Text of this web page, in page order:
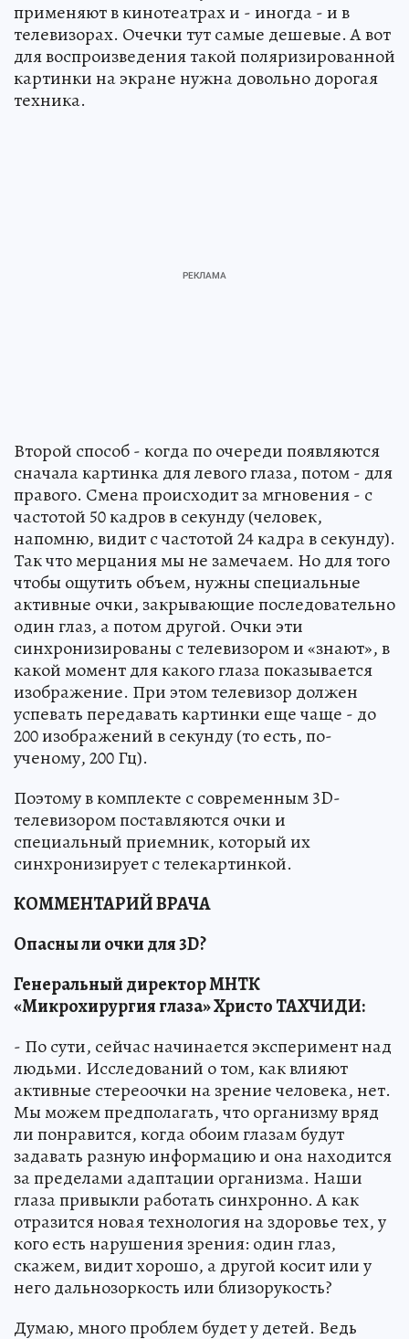
применяют в кинотеатрах и - иногда - и в
телевизорах. Очечки тут самые дешевые. А вот
для воспроизведения такой поляризированной
картинки на экране нужна довольно дорогая
техника.
Второй способ - когда по очереди появляются
сначала картинка для левого глаза, потом - для
правого. Смена происходит за мгновения - с
частотой 50 кадров в секунду (человек,
напомню, видит с частотой 24 кадра в секунду).
Так что мерцания мы не замечаем. Но для того
чтобы ощутить объем, нужны специальные
активные очки, закрывающие последовательно
один глаз, а потом другой. Очки эти
синхронизированы с телевизором и «знают», в
какой момент для какого глаза показывается
изображение. При этом телевизор должен
успевать передавать картинки еще чаще - до
200 изображений в секунду (то есть, по-
ученому, 200 Гц).
Поэтому в комплекте с современным 3D-
телевизором поставляются очки и
специальный приемник, который их
синхронизирует с телекартинкой.
КОММЕНТАРИЙ ВРАЧА
Опасны ли очки для 3D?
Генеральный директор МНТК
«Микрохирургия глаза» Христо ТАХЧИДИ:
- По сути, сейчас начинается эксперимент над
людьми. Исследований о том, как влияют
активные стереоочки на зрение человека, нет.
Мы можем предполагать, что организму вряд
ли понравится, когда обоим глазам будут
задавать разную информацию и она находится
за пределами адаптации организма. Наши
глаза привыкли работать синхронно. А как
отразится новая технология на здоровье тех, у
кого есть нарушения зрения: один глаз,
скажем, видит хорошо, а другой косит или у
него дальнозоркость или близорукость?
Думаю, много проблем будет у детей. Ведь